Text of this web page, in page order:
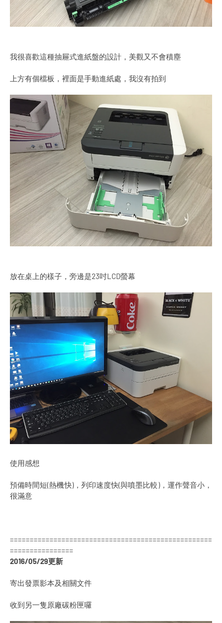
我很喜歡這種抽屜式進紙盤的設計，美觀又不會積塵
上方有個檔板，裡面是手動進紙處，我沒有拍到
放在桌上的樣子，旁邊是23吋LCD螢幕
使用感想
預備時間短(熱機快)，列印速度快(與噴墨比較)，運作聲音小，
很滿意
===================================================
================
2016/05/29更新
寄出發票影本及相關文件
收到另一隻原廠碳粉匣囉